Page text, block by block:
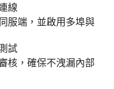
線
服端，並啟用多埠與
試
核，確保不洩漏內部